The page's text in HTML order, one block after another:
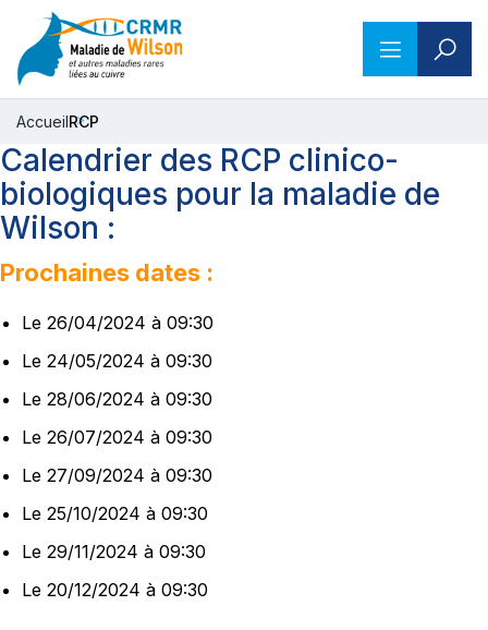
AccueilRCP
Calendrier des RCP clinico-
biologiques pour la maladie de
Wilson :
Prochaines dates :
Le 26/04/2024 à 09:30
Le 24/05/2024 à 09:30
Le 28/06/2024 à 09:30
Le 26/07/2024 à 09:30
Le 27/09/2024 à 09:30
Le 25/10/2024 à 09:30
Le 29/11/2024 à 09:30
Le 20/12/2024 à 09:30